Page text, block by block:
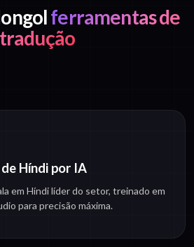
ferramentas de
tradução
Híndi por IA
em Híndi líder do setor, treinado em
para precisão máxima.